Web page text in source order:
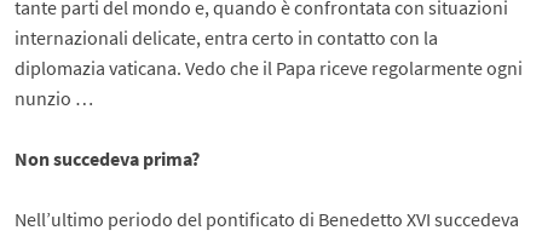
tante parti del mondo e, quando è confrontata con situazioni
internazionali delicate, entra certo in contatto con la
diplomazia vaticana. Vedo che il Papa riceve regolarmente ogni
nunzio …
Non succedeva prima?
Nell’ultimo periodo del pontificato di Benedetto XVI succedeva